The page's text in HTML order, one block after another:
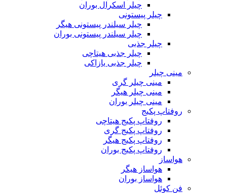
چیلر اسکرال بوران
چیلر پیستونی
چیلر سیلندر پیستونی هیگر
چیلر سیلندر پیستونی بوران
چیلر جذبی
چیلر جذبی هیتاچی
چیلر جذبی یازاکی
مینی چیلر
مینی چیلر گری
مینی چیلر هیگر
مینی چیلر بوران
روفتاپ پکیج
روفتاپ پکیج هیتاچی
روفتاپ پکیج گری
روفتاپ پکیج هیگر
روفتاپ پکیج بوران
هواساز
هواساز هیگر
هواساز بوران
فن کوئل